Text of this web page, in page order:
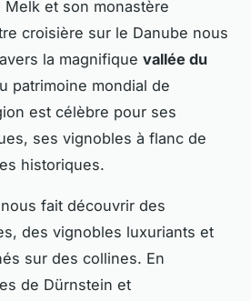
et son monastère
croisière sur le Danube nous
la magnifique vallée du
patrimoine mondial de
est célèbre pour ses
ses vignobles à flanc de
historiques.
fait découvrir des
des vignobles luxuriants et
sur des collines. En
de Dürnstein et